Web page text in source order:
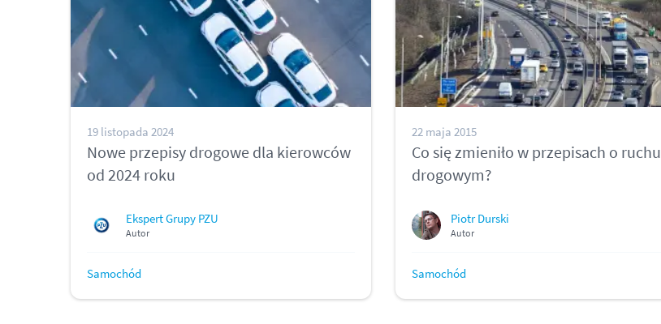
19 listopada 2024
Nowe przepisy drogowe dla kierowców
od 2024 roku
Ekspert Grupy PZU
Autor
Samochód
22 maja 2015
Co się zmieniło w przepisach o ruchu
drogowym?
Piotr Durski
Autor
Samochód